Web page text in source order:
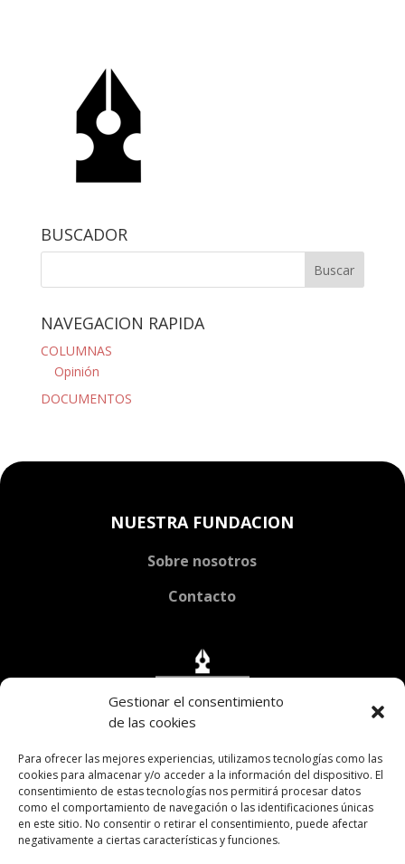
Gestionar el consentimiento
de las cookies
Para ofrecer las mejores experiencias, utilizamos tecnologías como las
cookies para almacenar y/o acceder a la información del dispositivo. El
consentimiento de estas tecnologías nos permitirá procesar datos
como el comportamiento de navegación o las identificaciones únicas
en este sitio. No consentir o retirar el consentimiento, puede afectar
negativamente a ciertas características y funciones.
BUSCADOR
NAVEGACION RAPIDA
COLUMNAS
Opinión
DOCUMENTOS
NUESTRA FUNDACION
Sobre nosotros
Contacto